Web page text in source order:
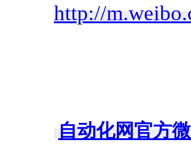
http://
自动化网官方